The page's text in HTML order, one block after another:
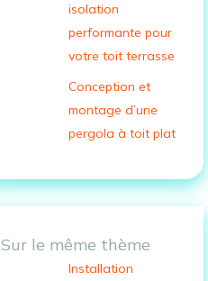
isolation
performante pour
votre toit terrasse
Conception et
montage d’une
pergola à toit plat
Sur le même thème
Installation